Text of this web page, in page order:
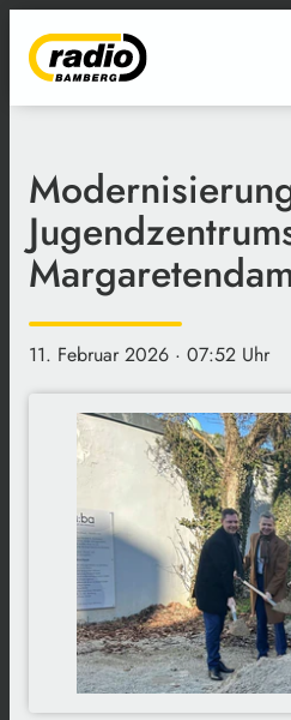
11. Februar 2026 · 07:52 Uhr